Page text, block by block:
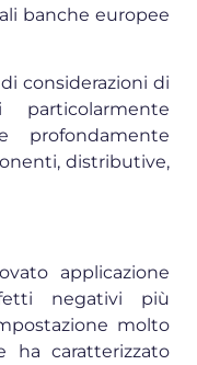
banche europee
considerazioni di
profondamente
distributive,
applicazione
negativi più
molto
ha caratterizzato